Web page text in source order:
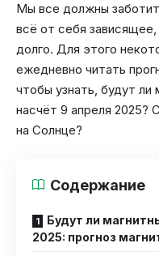
Мы все должны
всё от себя
долго. Для этого
ежедневно читать
чтобы узнать, будут ли
насчёт 9 апреля 2025?
на Солнце?
Содержание
Будут ли
2025: прогноз